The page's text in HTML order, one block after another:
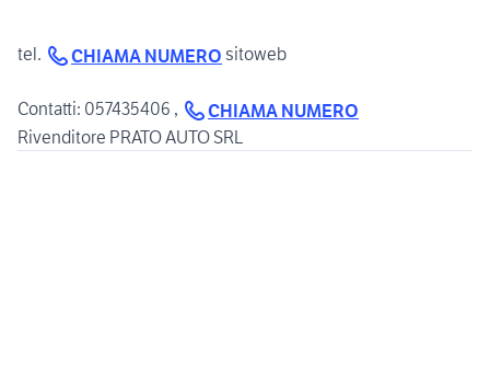
tel. CHIAMA NUMERO sitoweb
Contatti: 057435406 ,
CHIAMA NUMERO
Rivenditore PRATO AUTO SRL